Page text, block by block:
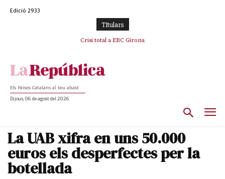
Edició 2933
TItulars
Crisi total a ERC Girona
Els Països Catalans al teu abast
Dijous, 06 de agost del 2026
La UAB xifra en uns 50.000
euros els desperfectes per la
botellada